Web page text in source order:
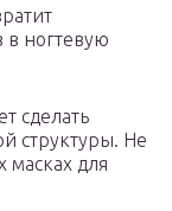
в ногтевую
сделать
структуры. Не
масках для